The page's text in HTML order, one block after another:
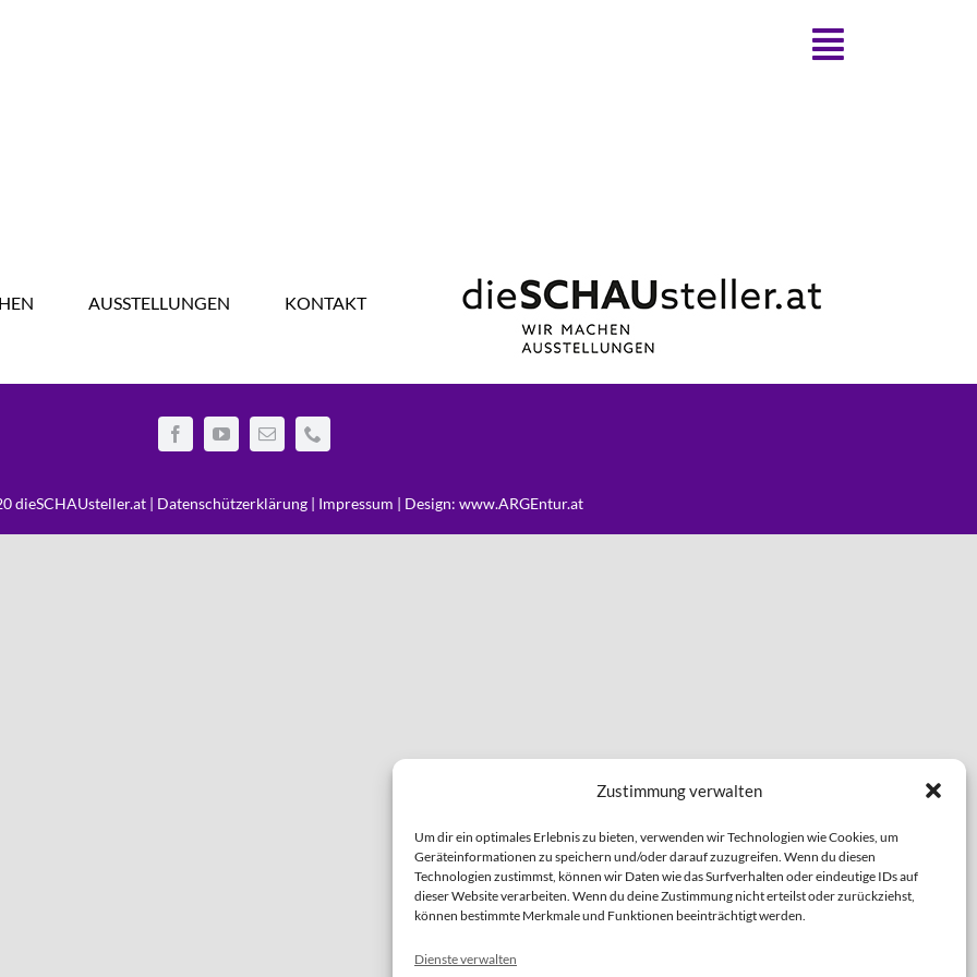
Zustimmung verwalten
Um dir ein optimales Erlebnis zu bieten, verwenden wir Technologien wie Cookies, um
Geräteinformationen zu speichern und/oder darauf zuzugreifen. Wenn du diesen
Technologien zustimmst, können wir Daten wie das Surfverhalten oder eindeutige IDs auf
dieser Website verarbeiten. Wenn du deine Zustimmung nicht erteilst oder zurückziehst,
können bestimmte Merkmale und Funktionen beeinträchtigt werden.
Dienste verwalten
AUSSTELLUNGEN KONTAKT
dieSCHAUsteller.at | Datenschützerklärung | Impressum | Design: www.ARGEntur.at